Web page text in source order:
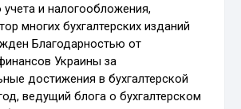
учета и налогообложения,
многих бухгалтерских изданий
Благодарностью от
Украины за
достижения в бухгалтерской
ведущий блога о бухгалтерском